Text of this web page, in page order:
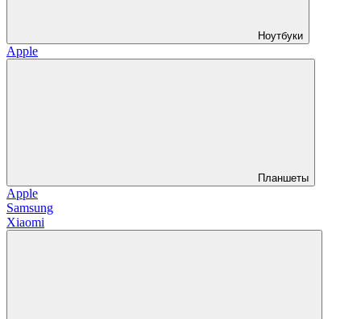
Ноутбуки
Apple
Планшеты
Apple
Samsung
Xiaomi